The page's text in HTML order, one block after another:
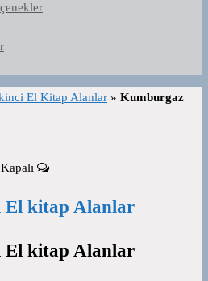
El Kitap Alanlar » Kumburgaz
Kapalı
kitap Alanlar
kitap Alanlar